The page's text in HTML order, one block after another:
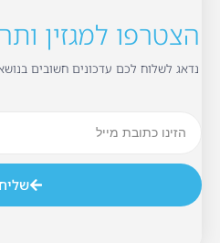
הצטרפו למגזין
נדאג לשלוח לכם עדכונים חשובים